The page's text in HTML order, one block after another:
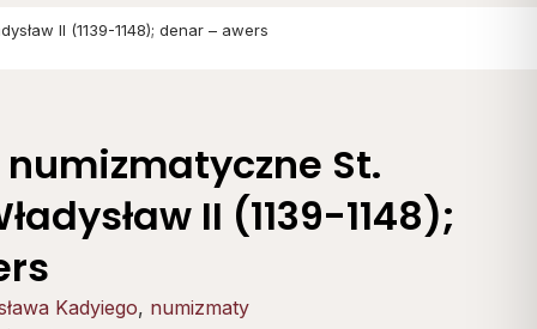
II (1139-1148); denar – awers
St.
II (1139-1148);
Kadyiego, numizmaty